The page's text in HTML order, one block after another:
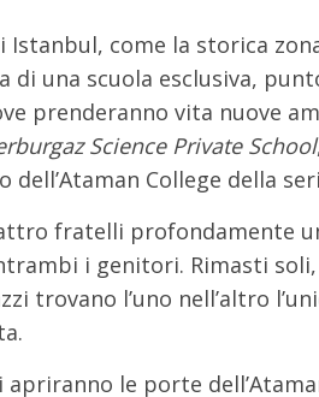
come la storica
di una scuola esclusiva,
prenderanno vita nuove
Science Private School
College della
fratelli profondamente
i genitori. Rimasti
trovano l’uno nell’altro
le porte